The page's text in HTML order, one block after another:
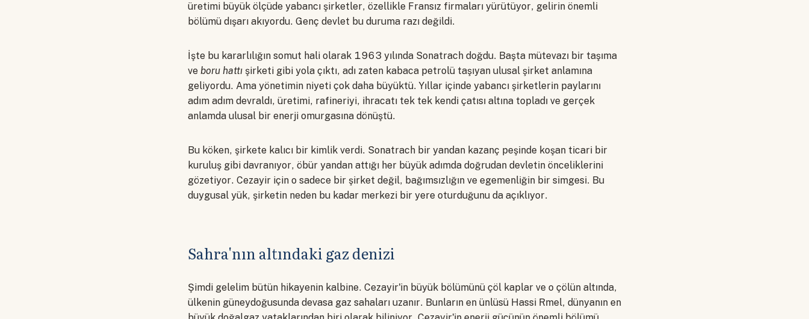
üretimi büyük ölçüde yabancı şirketler, özellikle Fransız firmaları yürütüyor, gelirin önemli
bölümü dışarı akıyordu. Genç devlet bu duruma razı değildi.
İşte bu kararlılığın somut hali olarak 1963 yılında Sonatrach doğdu. Başta mütevazı bir taşıma
ve boru hattı şirketi gibi yola çıktı, adı zaten kabaca petrolü taşıyan ulusal şirket anlamına
geliyordu. Ama yönetimin niyeti çok daha büyüktü. Yıllar içinde yabancı şirketlerin paylarını
adım adım devraldı, üretimi, rafineriyi, ihracatı tek tek kendi çatısı altına topladı ve gerçek
anlamda ulusal bir enerji omurgasına dönüştü.
Bu köken, şirkete kalıcı bir kimlik verdi. Sonatrach bir yandan kazanç peşinde koşan ticari bir
kuruluş gibi davranıyor, öbür yandan attığı her büyük adımda doğrudan devletin önceliklerini
gözetiyor. Cezayir için o sadece bir şirket değil, bağımsızlığın ve egemenliğin bir simgesi. Bu
duygusal yük, şirketin neden bu kadar merkezi bir yere oturduğunu da açıklıyor.
Sahra'nın altındaki gaz denizi
Şimdi gelelim bütün hikayenin kalbine. Cezayir'in büyük bölümünü çöl kaplar ve o çölün altında,
ülkenin güneydoğusunda devasa gaz sahaları uzanır. Bunların en ünlüsü Hassi Rmel, dünyanın en